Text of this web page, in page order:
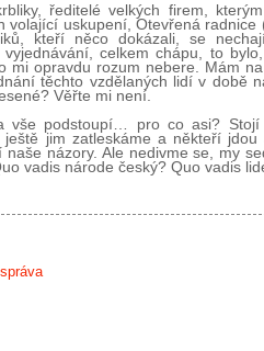
ředitelé velkých firem,
volající uskupení, Otevřená
kteří něco dokázali, se
celkem chápu, to
opravdu rozum nebere. Mám na
těchto vzdělaných lidí v době
Věřte mi není.
vše podstoupí… pro co asi?
jim zatleskáme a někteří jdou
názory. Ale nedivme se, my
vadis národe český? Quo vadis